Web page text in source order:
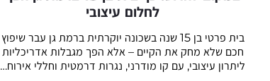
לחלום עיצובי
בית פרטי בן 15 שנה בשכונה יוקרתית ברמת גן עבר שיפוץ
חכם שלא מחק את הקיים – אלא הפך מגבלות אדריכליות
ליתרון עיצובי, עם קו מודרני, נגרות דרמטית וחללי אירוח…